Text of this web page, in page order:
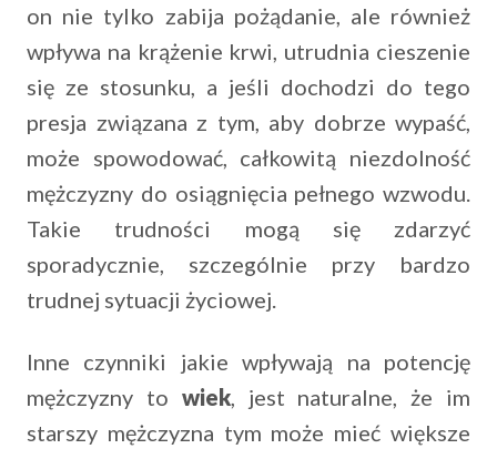
on nie tylko zabija pożądanie, ale również
wpływa na krążenie krwi, utrudnia cieszenie
się ze stosunku, a jeśli dochodzi do tego
presja związana z tym, aby dobrze wypaść,
może spowodować, całkowitą niezdolność
mężczyzny do osiągnięcia pełnego wzwodu.
Takie trudności mogą się zdarzyć
sporadycznie, szczególnie przy bardzo
trudnej sytuacji życiowej.
Inne czynniki jakie wpływają na potencję
mężczyzny to wiek, jest naturalne, że im
starszy mężczyzna tym może mieć większe